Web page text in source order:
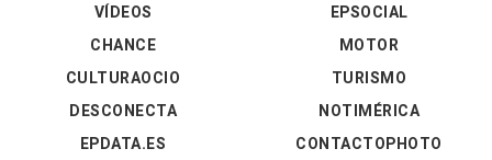
VÍDEOS
EPSOCIAL
CHANCE
CULTURAOCIO
DESCONECTA
EPDATA.ES
MOTOR
TURISMO
NOTIMÉRICA
CONTACTOPHOTO